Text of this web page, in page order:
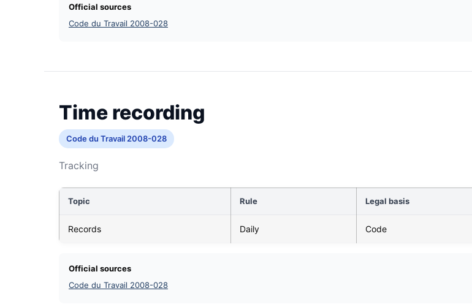
Official sources
Code du Travail 2008-028
Time recording
Code du Travail 2008-028
Tracking
Topic Rule Legal basis
Records Daily Code
Official sources
Code du Travail 2008-028